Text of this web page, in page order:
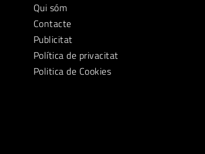
Qui sóm
Contacte
Publicitat
Política de privacitat
Politica de Cookies